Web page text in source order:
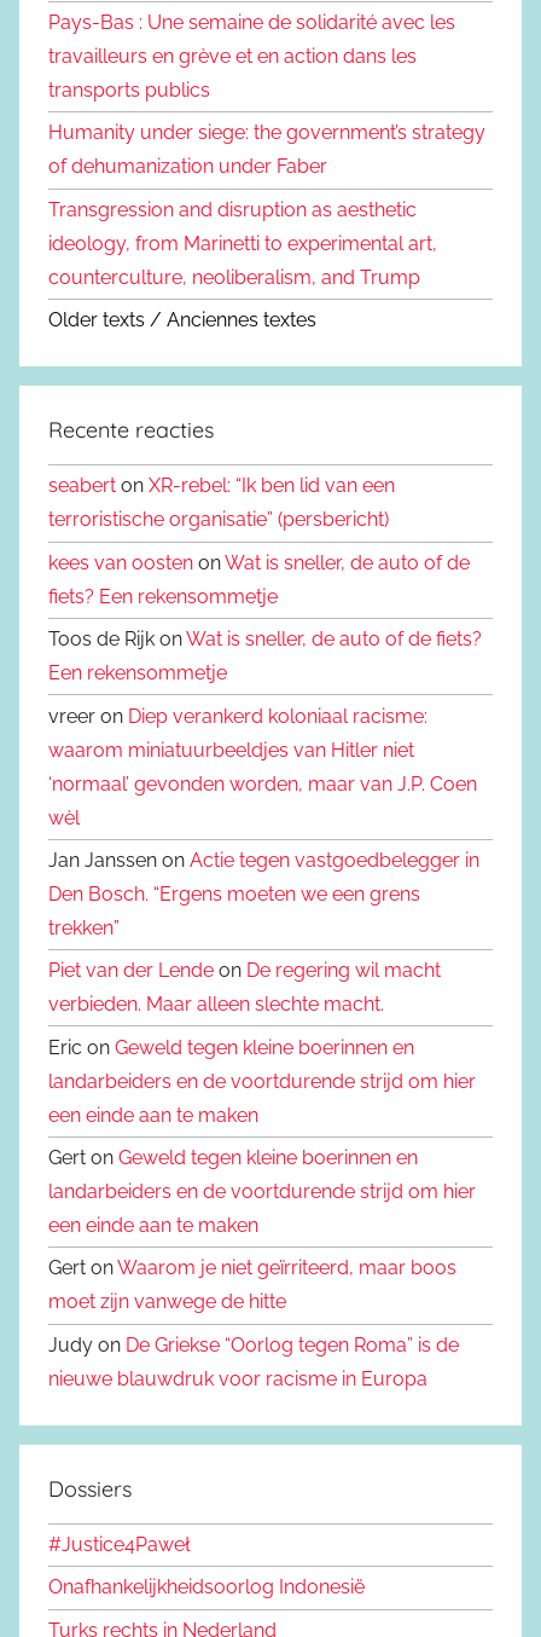
Pays-Bas : Une semaine de solidarité avec les
travailleurs en grève et en action dans les
transports publics
Humanity under siege: the government’s strategy
of dehumanization under Faber
Transgression and disruption as aesthetic
ideology, from Marinetti to experimental art,
counterculture, neoliberalism, and Trump
Older texts / Anciennes textes
Recente reacties
seabert on XR-rebel: “Ik ben lid van een
terroristische organisatie” (persbericht)
kees van oosten onWat is sneller, de auto of de
fiets? Een rekensommetje
Toos de Rijk onWat is sneller, de auto of de fiets?
Een rekensommetje
vreer on Diep verankerd koloniaal racisme:
waarom miniatuurbeeldjes van Hitler niet
‘normaal’ gevonden worden, maar van J.P. Coen
wèl
Jan Janssen on Actie tegen vastgoedbelegger in
Den Bosch. “Ergens moeten we een grens
trekken”
Piet van der Lende on De regering wil macht
verbieden. Maar alleen slechte macht.
Eric on Geweld tegen kleine boerinnen en
landarbeiders en de voortdurende strijd om hier
een einde aan te maken
Gert on Geweld tegen kleine boerinnen en
landarbeiders en de voortdurende strijd om hier
een einde aan te maken
Gert onWaarom je niet geïrriteerd, maar boos
moet zijn vanwege de hitte
Judy on De Griekse “Oorlog tegen Roma” is de
nieuwe blauwdruk voor racisme in Europa
Dossiers
#Justice4Paweł
Onafhankelijkheidsoorlog Indonesië
Turks rechts in Nederland